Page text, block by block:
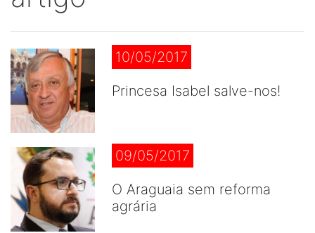
10/05/2017
Princesa Isabel salve-nos!
09/05/2017
O Araguaia sem reforma
agrária